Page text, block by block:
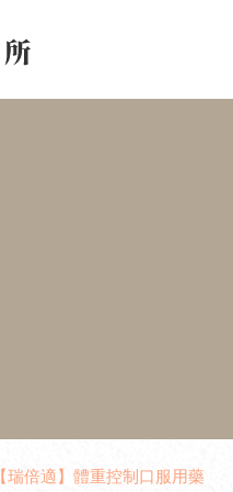
【瑞倍適】體重控制口服用藥